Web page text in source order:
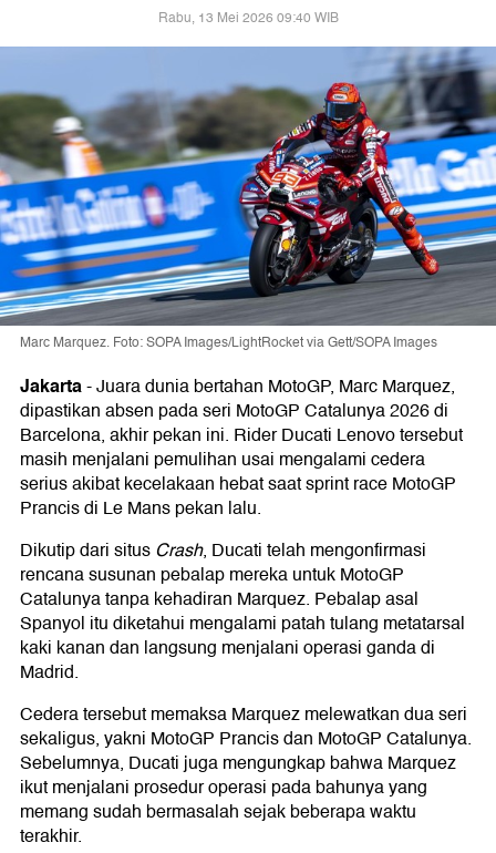
Rabu, 13 Mei 2026 09:40 WIB
Marc Marquez. Foto: SOPA Images/LightRocket via Gett/SOPA Images
Jakarta-Juara dunia bertahan MotoGP, Marc Marquez,
dipastikan absen pada seri MotoGP Catalunya 2026 di
Barcelona, akhir pekan ini. Rider Ducati Lenovo tersebut
masih menjalani pemulihan usai mengalami cedera
serius akibat kecelakaan hebat saat sprint race MotoGP
Prancis di Le Mans pekan lalu.
Dikutip dari situsCrash, Ducati telah mengonfirmasi
rencana susunan pebalap mereka untuk MotoGP
Catalunya tanpa kehadiran Marquez. Pebalap asal
Spanyol itu diketahui mengalami patah tulang metatarsal
kaki kanan dan langsung menjalani operasi ganda di
Madrid.
Cedera tersebut memaksa Marquez melewatkan dua seri
sekaligus, yakni MotoGP Prancis dan MotoGP Catalunya.
Sebelumnya, Ducati juga mengungkap bahwa Marquez
ikut menjalani prosedur operasi pada bahunya yang
memang sudah bermasalah sejak beberapa waktu
terakhir.